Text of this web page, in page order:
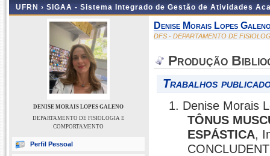
UFRN › SIGAA - Sistema Integrado de Gestão de Atividades
DENISE MORAIS LOPES GALENO
DEPARTAMENTO DE FISIOLOGIA E
COMPORTAMENTO
Perfil Pessoal
Denise Morais Lopes
DFS - DEPARTAMENTO DE
Produção
Trabalhos
1. Denise Morais
TÔNUS
ESPÁSTICA,